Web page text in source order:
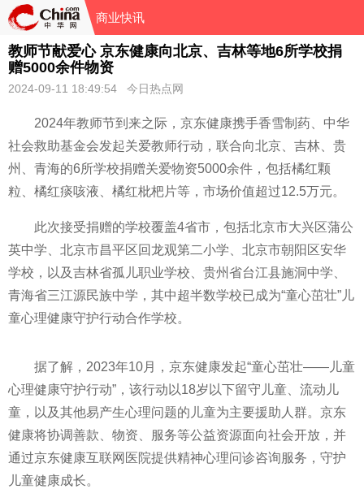
商业快讯
教师节献爱心 京东健康向北京、吉林等地6所学校捐
赠5000余件物资
2024-09-11 18:49:54 今日热点网
2024年教师节到来之际，京东健康携手香雪制药、中华
社会救助基金会发起关爱教师行动，联合向北京、吉林、贵
州、青海的6所学校捐赠关爱物资5000余件，包括橘红颗
粒、橘红痰咳液、橘红枇杷片等，市场价值超过12.5万元。
此次接受捐赠的学校覆盖4省市，包括北京市大兴区蒲公
英中学、北京市昌平区回龙观第二小学、北京市朝阳区安华
学校，以及吉林省孤儿职业学校、贵州省台江县施洞中学、
青海省三江源民族中学，其中超半数学校已成为“童心茁壮”儿
童心理健康守护行动合作学校。
据了解，2023年10月，京东健康发起“童心茁壮——儿童
心理健康守护行动”，该行动以18岁以下留守儿童、流动儿
童，以及其他易产生心理问题的儿童为主要援助人群。京东
健康将协调善款、物资、服务等公益资源面向社会开放，并
通过京东健康互联网医院提供精神心理问诊咨询服务，守护
儿童健康成长。